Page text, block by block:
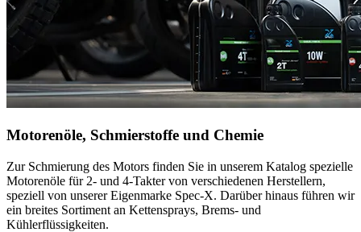
Motorenöle, Schmierstoffe und Chemie
Zur Schmierung des Motors finden Sie in unserem Katalog spezielle
Motorenöle für 2- und 4-Takter von verschiedenen Herstellern,
speziell von unserer Eigenmarke Spec-X. Darüber hinaus führen wir
ein breites Sortiment an Kettensprays, Brems- und
Kühlerflüssigkeiten.